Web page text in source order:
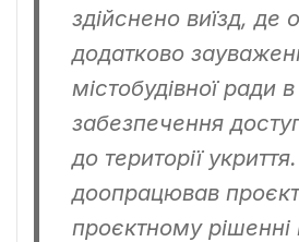
здійснено виїзд, де
додатково
містобудівної ради
забезпечення
до території
доопрацював
проєктному